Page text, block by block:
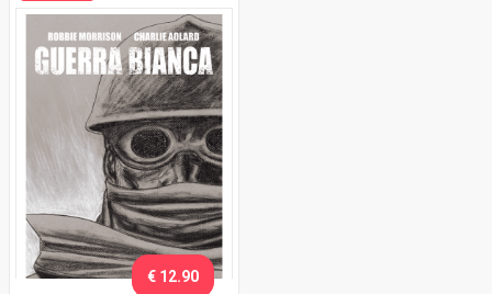
€ 12.90